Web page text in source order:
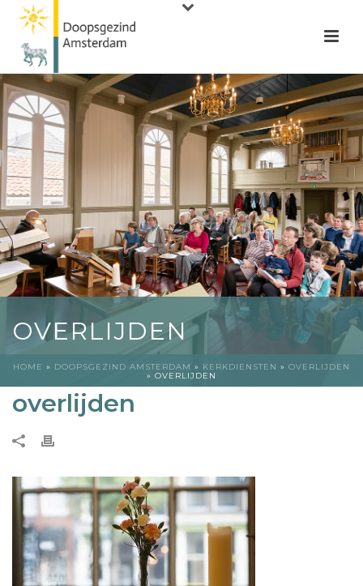
OVERLIJDEN
HOME » DOOPSGEZIND AMSTERDAM » KERKDIENSTEN » OVERLIJDEN
» OVERLIJDEN
overlijden